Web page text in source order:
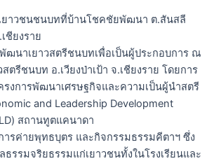
ยาวชนชนบทที่บ้านโชคชัยพัฒนา ต.สันสลี
ชียงราย
ฒนาเยาวสตรีชนบทเพื่อเป็นผู้ประกอบการ ณ
ตรีชนบท อ.เวียงป่าเป้า จ.เชียงราย โดยการ
งการพัฒนาเศรษฐกิจและความเป็นผู้นำสตรี
and Leadership Development
สถานทูตแคนาดา
ารค่ายพุทธบุตร และกิจกรรมธรรมคีตาฯ ซึ่ง
ธรรมจริยธรรมแก่เยาวชนทั้งในโรงเรียนและ